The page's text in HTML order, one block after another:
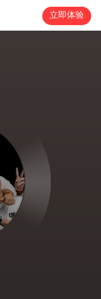
立即体验